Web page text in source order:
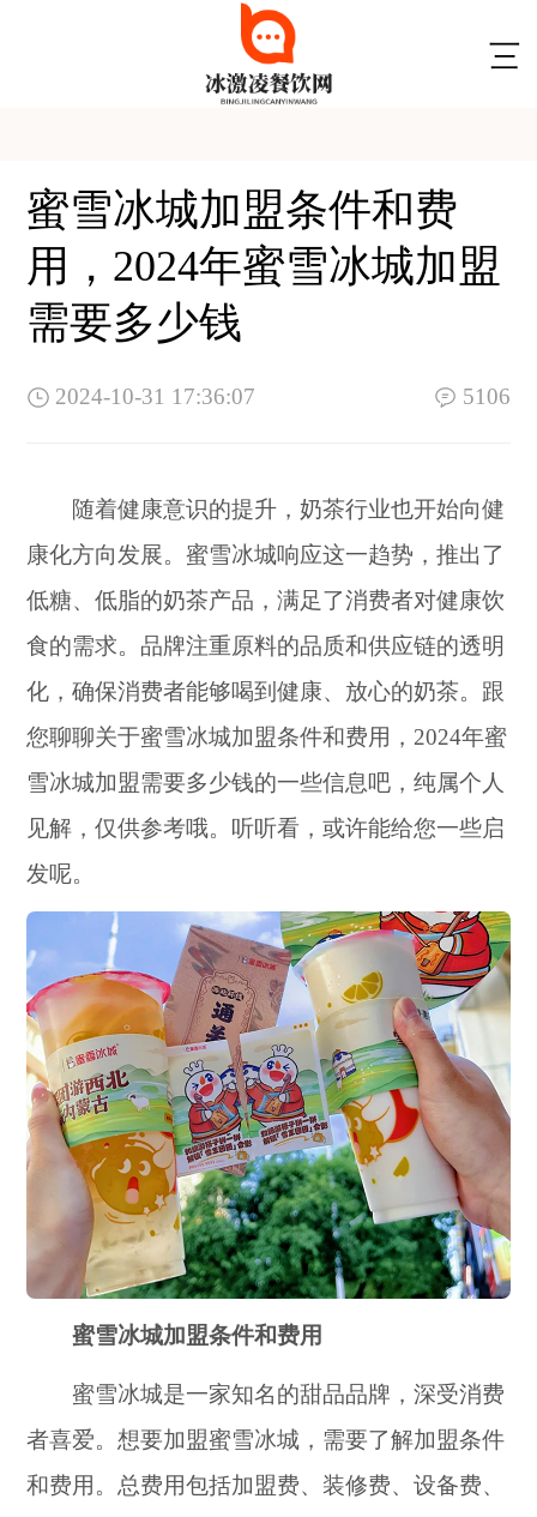
蜜雪冰城加盟条件和费
用，2024年蜜雪冰城加盟
需要多少钱
2024-10-31 17:36:07 5106
随着健康意识的提升，奶茶行业也开始向健
康化方向发展。蜜雪冰城响应这一趋势，推出了
低糖、低脂的奶茶产品，满足了消费者对健康饮
食的需求。品牌注重原料的品质和供应链的透明
化，确保消费者能够喝到健康、放心的奶茶。跟
您聊聊关于蜜雪冰城加盟条件和费用，2024年蜜
雪冰城加盟需要多少钱的一些信息吧，纯属个人
见解，仅供参考哦。听听看，或许能给您一些启
发呢。
蜜雪冰城加盟条件和费用
蜜雪冰城是一家知名的甜品品牌，深受消费
者喜爱。想要加盟蜜雪冰城，需要了解加盟条件
和费用。总费用包括加盟费、装修费、设备费、